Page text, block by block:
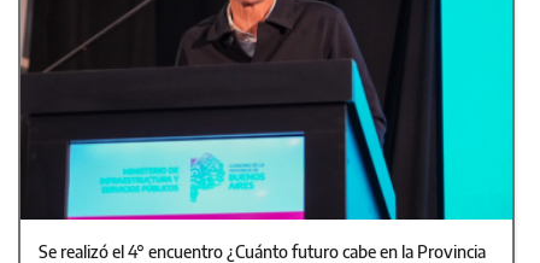
Se realizó el 4° encuentro ¿Cuánto futuro cabe en la Provincia